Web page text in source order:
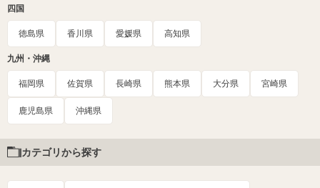
四国
徳島県 香川県 愛媛県 高知県
九州・沖縄
福岡県 佐賀県 長崎県 熊本県 大分県 宮崎県
鹿児島県 沖縄県
カテゴリから探す